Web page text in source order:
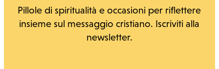
Pillole di spiritualità e occasioni per riflettere
insieme sul messaggio cristiano. Iscriviti alla
newsletter.